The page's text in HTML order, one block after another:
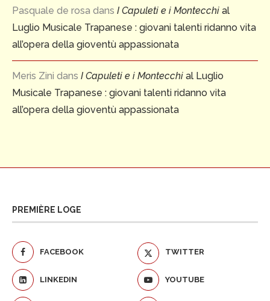
Pasquale de rosa dans I Capuleti e i Montecchi al
Luglio Musicale Trapanese : giovani talenti ridanno vita
all’opera della gioventù appassionata
Meris Zini dans I Capuleti e i Montecchi al Luglio
Musicale Trapanese : giovani talenti ridanno vita
all’opera della gioventù appassionata
PREMIÈRE LOGE
FACEBOOK TWITTER
LINKEDIN YOUTUBE